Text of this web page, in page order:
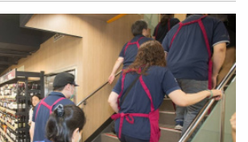
，但真的沒有其他選擇嗎？來賓點播，
聽媽媽的話〉📢聽媽媽的話 別讓她受傷
護她